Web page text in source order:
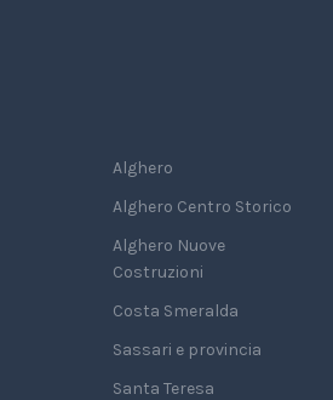
Alghero
Alghero Centro Storico
Alghero Nuove
Costruzioni
Costa Smeralda
Sassari e provincia
Santa Teresa